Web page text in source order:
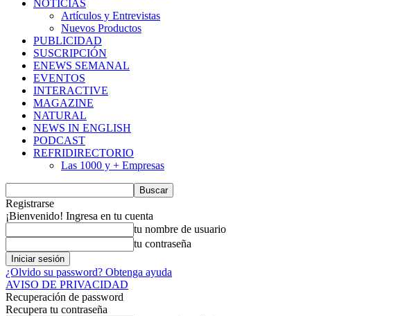
NOTICIAS
Artículos y Entrevistas
Nuevos Productos
PUBLICIDAD
SUSCRIPCIÓN
ENEWS SEMANAL
EVENTOS
INTERACTIVE
MAGAZINE
NATURAL
NEWS IN ENGLISH
PODCAST
REFRIDIRECTORIO
Las 1000 y + Empresas
Registrarse
¡Bienvenido! Ingresa en tu cuenta
tu nombre de usuario
tu contraseña
¿Olvido su password? Obtenga ayuda
AVISO DE PRIVACIDAD
Recuperación de password
Recupera tu contraseña